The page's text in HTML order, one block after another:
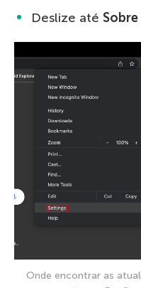
Deslize até
Onde encontrar as